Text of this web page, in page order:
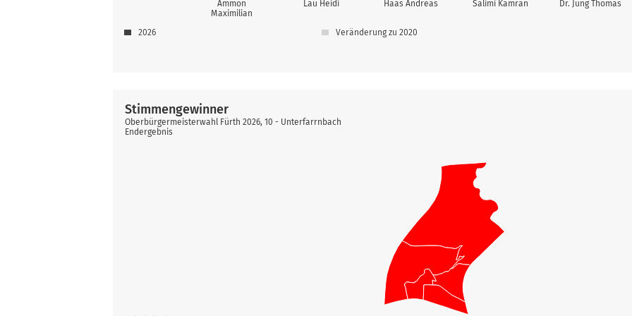
Ammon
Maximilian
Lau Heidi Haas Andreas Salimi Kamran Dr. Jung Thomas
2026 Veränderung zu 2020
Stimmengewinner
Oberbürgermeisterwahl Fürth 2026, 10 - Unterfarrnbach
Endergebnis